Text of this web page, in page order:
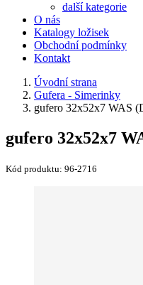
další kategorie
O nás
Katalogy ložisek
Obchodní podmínky
Kontakt
Úvodní strana
Gufera - Simerinky
gufero 32x52x7 WAS
gufero 32x52x7
Kód produktu: 96-2716